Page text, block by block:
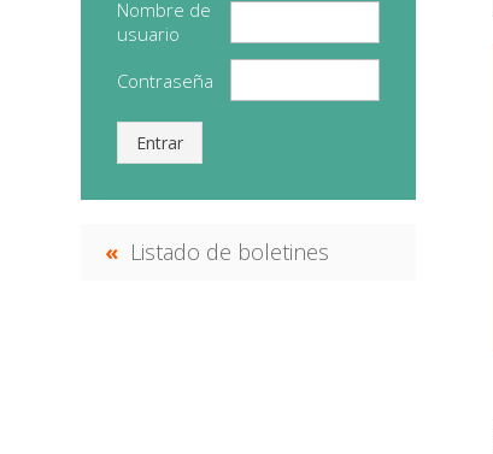
Nombre de
usuario
Contraseña
Entrar
Listado de boletines